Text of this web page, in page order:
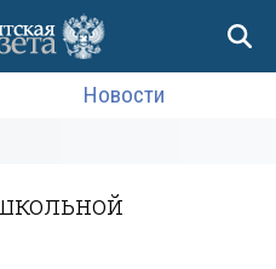
Новости